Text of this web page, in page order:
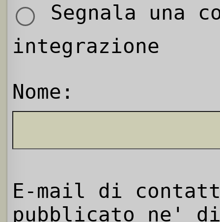
Segnala una
integrazione
Nome:
E-mail di
pubblicato ne'